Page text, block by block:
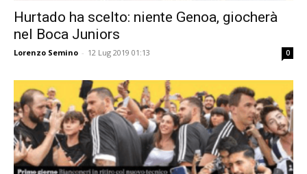
Hurtado ha scelto: niente Genoa, giocherà
nel Boca Juniors
Lorenzo Semino - 12 Lug 2019 01:13 0